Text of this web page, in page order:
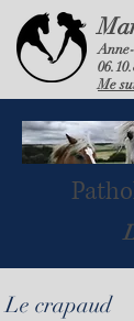
Me
Le crapaud